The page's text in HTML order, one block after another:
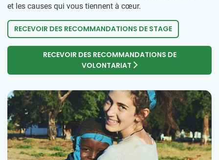
et les causes qui vous tiennent à cœur.
RECEVOIR DES RECOMMANDATIONS DE STAGE
RECEVOIR DES RECOMMANDATIONS DE
VOLONTARIAT